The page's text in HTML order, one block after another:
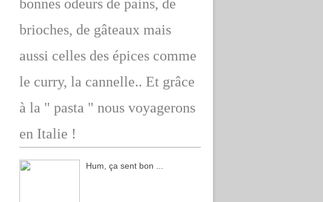
bonnes odeurs de pains, de
brioches, de gâteaux mais
aussi celles des épices comme
le curry, la cannelle.. Et grâce
à la " pasta " nous voyagerons
en Italie !
Hum, ça sent bon ...